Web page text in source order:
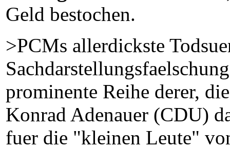
Geld bestochen.
>PCMs allerdickste
prominente Reihe derer,
Konrad Adenauer (CDU)
fuer die "kleinen Leute"